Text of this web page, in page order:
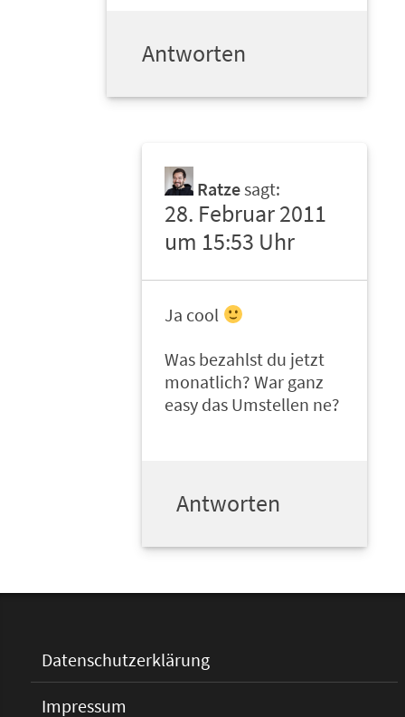
Antworten
Ratzesagt:
28. Februar 2011
um 15:53 Uhr
Ja cool
Was bezahlst du jetzt
monatlich? War ganz
easy das Umstellen ne?
Antworten
Datenschutzerklärung
Impressum